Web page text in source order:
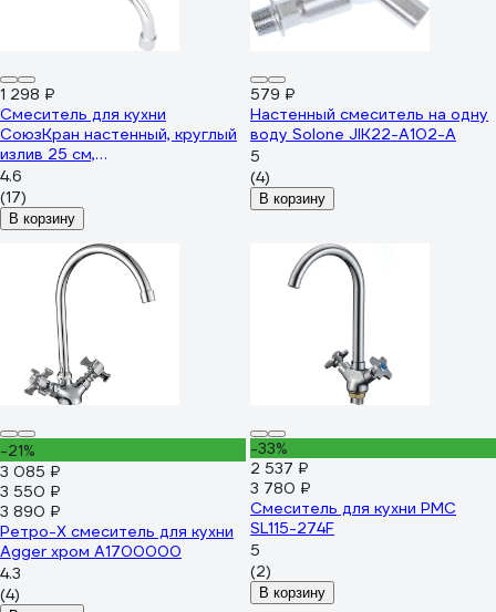
1 298 ₽
Смеситель для кухни
СоюзКран настенный, круглый
излив 25 см,
керамическийкран-буксы 1/2,
хром, цинк SK10-S204 567-064
4.6
(17)
В корзину
579 ₽
Настенный смеситель на одну
воду Solone JIK22-A102-A
5
(4)
В корзину
-21%
3 085 ₽
3 550 ₽
3 890 ₽
Ретро-X смеситель для кухни
Agger хром A1700000
4.3
(4)
-33%
2 537 ₽
3 780 ₽
Смеситель для кухни РМС
SL115-274F
5
(2)
В корзину